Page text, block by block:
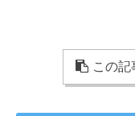
この